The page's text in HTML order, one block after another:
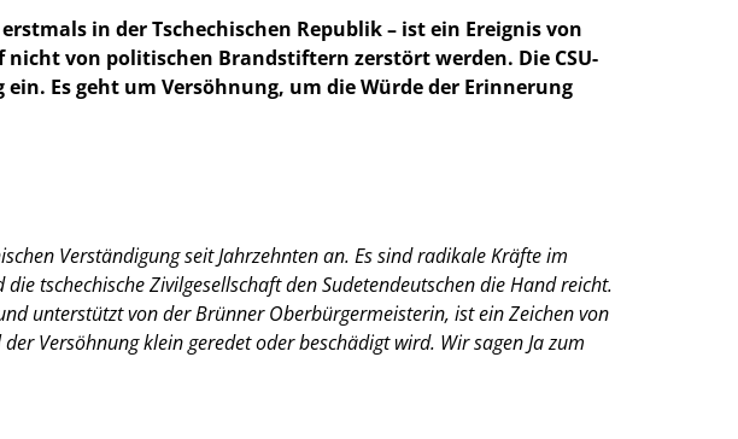
in der Tschechischen Republik – ist ein Ereignis von
von politischen Brandstiftern zerstört werden. Die CSU-
Es geht um Versöhnung, um die Würde der Erinnerung
Verständigung seit Jahrzehnten an. Es sind radikale Kräfte im
tschechische Zivilgesellschaft den Sudetendeutschen die Hand reicht.
unterstützt von der Brünner Oberbürgermeisterin, ist ein Zeichen von
Versöhnung klein geredet oder beschädigt wird. Wir sagen Ja zum